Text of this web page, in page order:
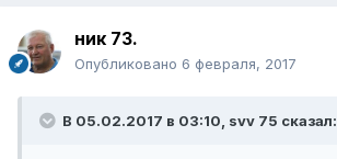
ник 73.
Опубликовано 6 февраля, 2017
В 05.02.2017 в 03:10, svv 75 сказал: